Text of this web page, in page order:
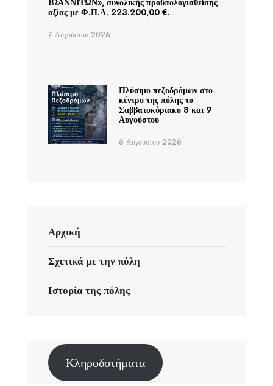
ΙΩΑΝΝΙΤΩΝ», συνολικής προϋπολογισθείσης
αξίας με Φ.Π.Α. 223.200,00 €.
7 Αυγούστου 2026
Πλύσιμο πεζοδρόμων στο
κέντρο της πόλης το
Σαββατοκύριακο 8 και 9
Αυγούστου
6 Αυγούστου 2026
Αρχική
Σχετικά με την πόλη
Ιστορία της πόλης
Κληροδοτήματα